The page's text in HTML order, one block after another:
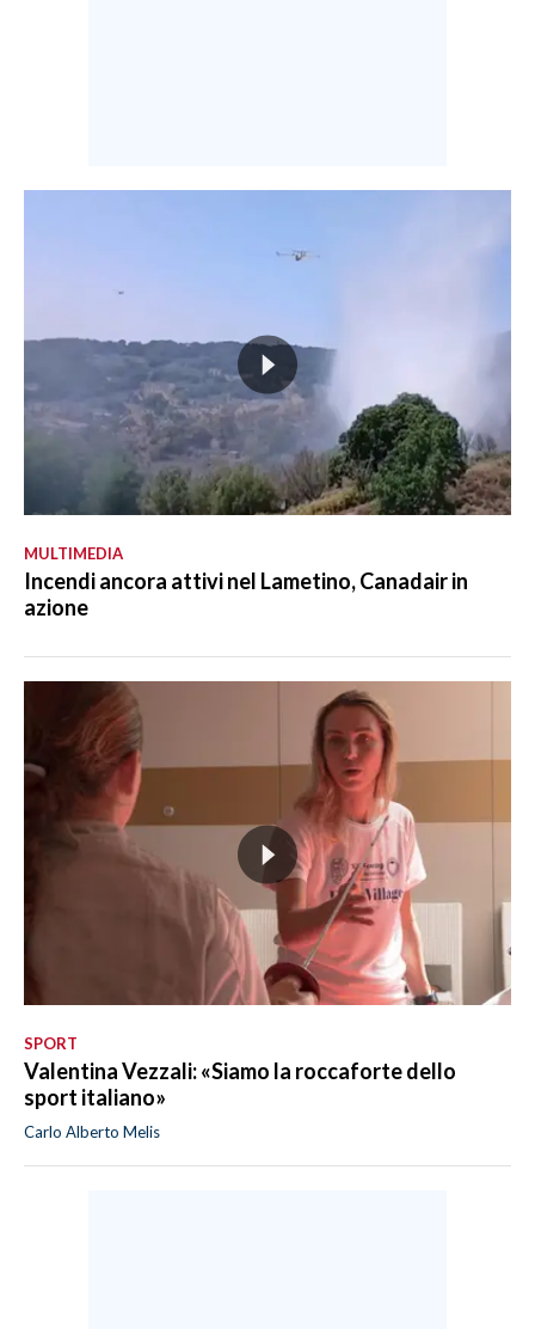
MULTIMEDIA
Incendi ancora attivi nel Lametino, Canadair in
azione
SPORT
Valentina Vezzali: «Siamo la roccaforte dello
sport italiano»
Carlo Alberto Melis